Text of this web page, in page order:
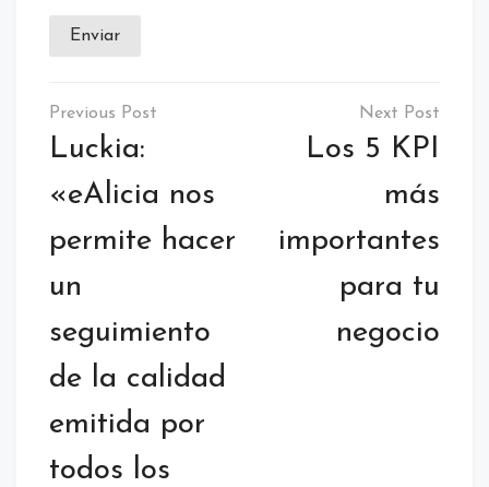
Enviar
gestión
Luckia:
«eAlicia nos
permite hacer
un
seguimiento
de la calidad
emitida por
todos los
Los 5 KPI
más
importantes
para tu
negocio